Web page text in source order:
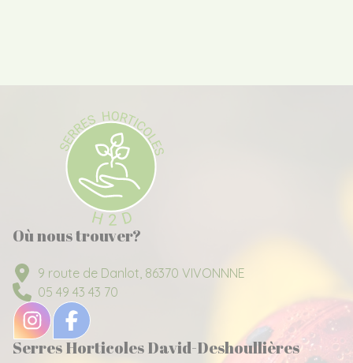
Où nous trouver?
9 route de Danlot, 86370 VIVONNNE
05 49 43 43 70
Serres Horticoles David-Deshoullières